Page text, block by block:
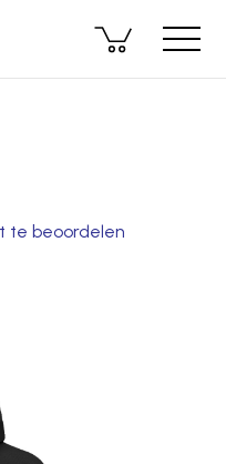
te beoordelen